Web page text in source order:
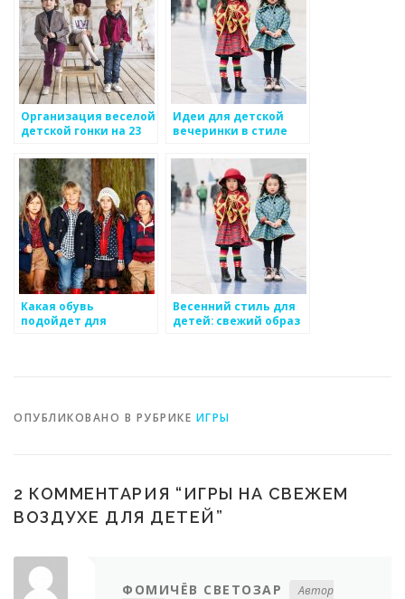
Организация веселой
детской гонки на 23
Идеи для детской
вечеринки в стиле
Какая обувь
подойдет для
Весенний стиль для
детей: свежий образ
ОПУБЛИКОВАНО В РУБРИКЕ ИГРЫ
2 КОММЕНТАРИЯ “ ИГРЫ НА СВЕЖЕМ
ВОЗДУХЕ ДЛЯ ДЕТЕЙ ”
ФОМИЧЁВ СВЕТОЗАР
Автор